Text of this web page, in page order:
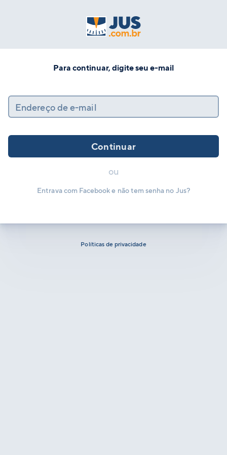
Para continuar, digite seu e-mail
Endereço de e-mail
Continuar
ou
Entrava com Facebook e não tem senha no Jus?
Políticas de privacidade